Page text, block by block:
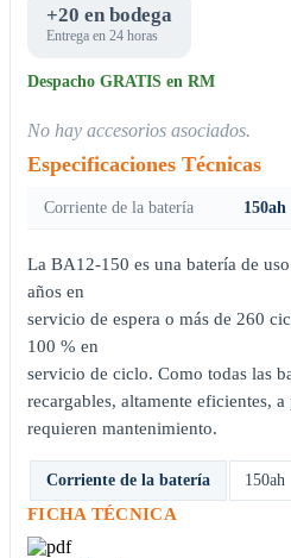
+20 en bodega
Entrega en 24 horas
Despacho GRATIS en RM
No hay accesorios asociados.
Especificaciones Técnicas
Corriente de la batería 150ah
La BA12-150 es una batería de
años en
servicio de espera o más de 260
100 % en
servicio de ciclo. Como todas las
recargables, altamente eficientes,
requieren mantenimiento.
Corriente de la batería 150ah
FICHA TÉCNICA